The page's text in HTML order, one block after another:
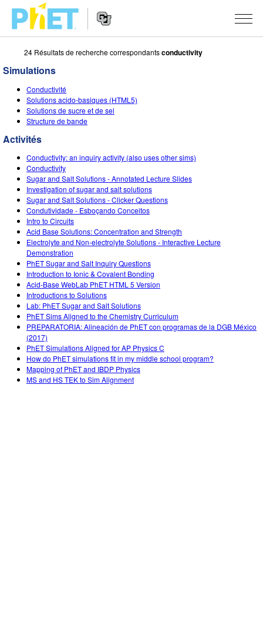
Rechercher
le
site
PhET
Navigation
SIMULATIONS
Toutes les simulations
Physique
Maths
Chimie
Sciences de la Terre
Biologie
Simulations traduites
Customizable Sims
STUDIO
About Studio
Customizable Sims
Start a Free Trial
Purchase a License
ENSEIGNEMENT
Parcourir les activités
Partager vos activités
Activity Contribution Guidelines
Ateliers virtuels
Professional Learning with PhET
Teaching with PhET
RECHERCHE
INITIATIVES
Design inclusif
PhET mondial
Data Fluency
DEIB in STEM Ed
SceneryStack OSE
Impact Report
S'IDENTIFIER / S'INSCRIRE
S'IDENTIFIER / S'INSCRIRE
24 Résultats de recherche correspondantsconductivity
Simulations
Conductivité
Solutions acido-basiques (HTML5)
Solutions de sucre et de sel
Structure de bande
Activités
Conductivity: an inquiry activity (also uses other sims)
Conductivity
Sugar and Salt Solutions - Annotated Lecture Slides
Investigation of sugar and salt solutions
Sugar and Salt Solutions - Clicker Questions
Condutividade - Esboçando Conceitos
Intro to Circuits
Acid Base Solutions: Concentration and Strength
Electrolyte and Non-electrolyte Solutions - Interactive Lecture
Demonstration
PhET Sugar and Salt Inquiry Questions
Introduction to Ionic & Covalent Bonding
Acid-Base WebLab PhET HTML 5 Version
Introductions to Solutions
Lab: PhET Sugar and Salt Solutions
PhET Sims Aligned to the Chemistry Curriculum
PREPARATORIA: Alineación de PhET con programas de la DGB México
(2017)
PhET Simulations Aligned for AP Physics C
How do PhET simulations fit in my middle school program?
Mapping of PhET and IBDP Physics
MS and HS TEK to Sim Alignment